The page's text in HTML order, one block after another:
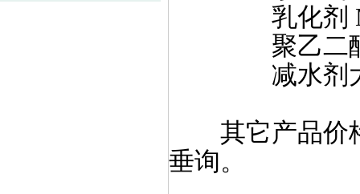
乳化剂
聚乙二醇
减水剂大单
其它产品价格
垂询。